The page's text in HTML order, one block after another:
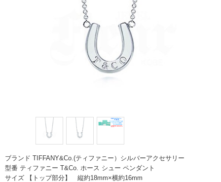
ブランド TIFFANY&Co.(ティファニー）シルバーアクセサリー
型番 ティファニー T&Co. ホース シュー ペンダント
サイズ 【トップ部分】 縦約18mm×横約16mm